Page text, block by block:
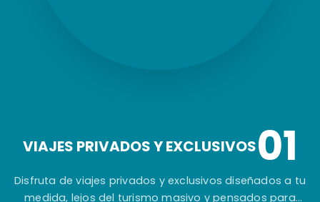
VIAJES PRIVADOS Y EXCLUSIVOS01
Disfruta de viajes privados y exclusivos diseñados a tu
medida, lejos del turismo masivo y pensados para